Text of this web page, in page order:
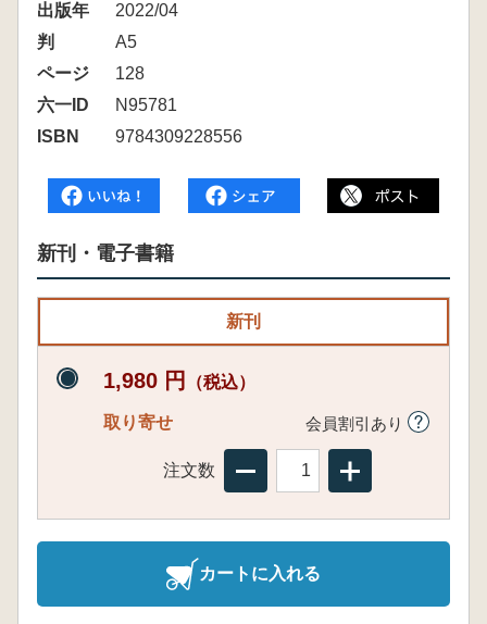
出版年
2022/04
判
A5
ページ
128
六一ID
N95781
ISBN
9784309228556
新刊・電子書籍
新刊
1,980 円 （税込）
取り寄せ 会員割引あり
注文数
カートに入れる